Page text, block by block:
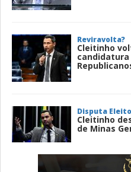
Reviravolta?
Cleitinho
candidatura
Disputa
Cleitinho
de Minas